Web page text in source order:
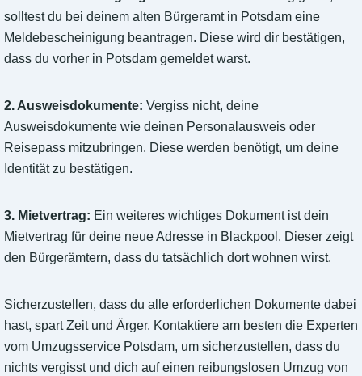
solltest du bei deinem alten Bürgeramt in Potsdam eine
Meldebescheinigung beantragen. Diese wird dir bestätigen,
dass du vorher in Potsdam gemeldet warst.
2. Ausweisdokumente: Vergiss nicht, deine
Ausweisdokumente wie deinen Personalausweis oder
Reisepass mitzubringen. Diese werden benötigt, um deine
Identität zu bestätigen.
3. Mietvertrag: Ein weiteres wichtiges Dokument ist dein
Mietvertrag für deine neue Adresse in Blackpool. Dieser zeigt
den Bürgerämtern, dass du tatsächlich dort wohnen wirst.
Sicherzustellen, dass du alle erforderlichen Dokumente dabei
hast, spart Zeit und Ärger. Kontaktiere am besten die Experten
vom Umzugsservice Potsdam, um sicherzustellen, dass du
nichts vergisst und dich auf einen reibungslosen Umzug von